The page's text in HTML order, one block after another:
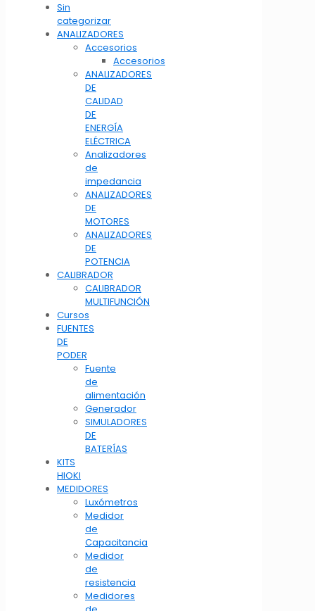
Sin
categorizar
ANALIZADORES
Accesorios
Accesorios
ANALIZADORES
DE
CALIDAD
DE
ENERGÍA
ELÉCTRICA
Analizadores
de
impedancia
ANALIZADORES
DE
MOTORES
ANALIZADORES
DE
POTENCIA
CALIBRADOR
CALIBRADOR
MULTIFUNCIÓN
Cursos
FUENTES
DE
PODER
Fuente
de
alimentación
Generador
SIMULADORES
DE
BATERÍAS
KITS
HIOKI
MEDIDORES
Luxómetros
Medidor
de
Capacitancia
Medidor
de
resistencia
Medidores